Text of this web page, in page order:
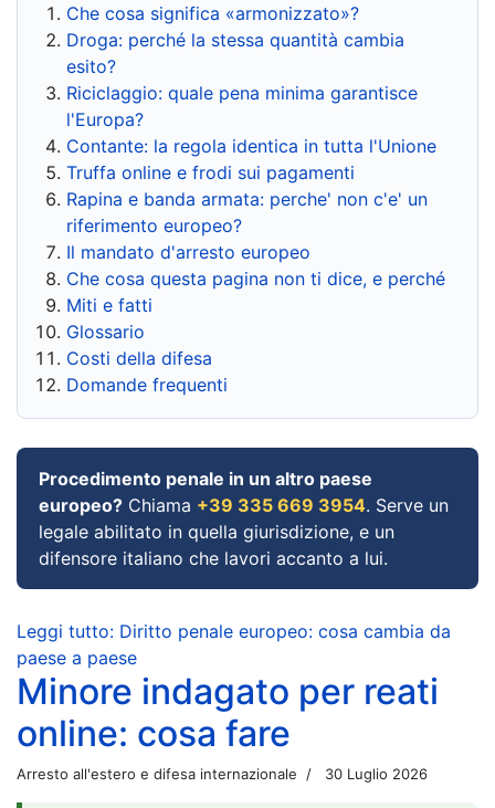
Che cosa significa «armonizzato»?
Droga: perché la stessa quantità cambia
esito?
Riciclaggio: quale pena minima garantisce
l'Europa?
Contante: la regola identica in tutta l'Unione
Truffa online e frodi sui pagamenti
Rapina e banda armata: perche' non c'e' un
riferimento europeo?
Il mandato d'arresto europeo
Che cosa questa pagina non ti dice, e perché
Miti e fatti
Glossario
Costi della difesa
Domande frequenti
Procedimento penale in un altro paese
europeo? Chiama +39 335 669 3954. Serve un
legale abilitato in quella giurisdizione, e un
difensore italiano che lavori accanto a lui.
Leggi tutto: Diritto penale europeo: cosa cambia da
paese a paese
Minore indagato per reati
online: cosa fare
Arresto all'estero e difesa internazionale 30 Luglio 2026